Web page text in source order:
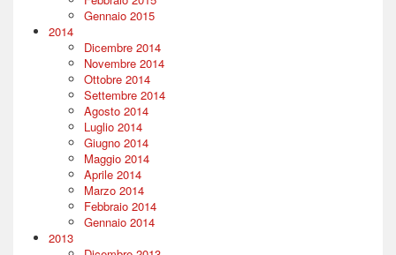
Gennaio 2015
2014
Dicembre 2014
Novembre 2014
Ottobre 2014
Settembre 2014
Agosto 2014
Luglio 2014
Giugno 2014
Maggio 2014
Aprile 2014
Marzo 2014
Febbraio 2014
Gennaio 2014
2013